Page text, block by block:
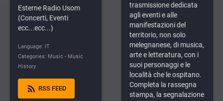
Esterne Radio Usom
(Concerti, Eventi
ecc...ecc...)
Language: IT
Categories: Music - Music
History
rss_feed RSS FEED
trasmissione dedicata
agli eventi e alle
manifestazioni del
territorio, non solo
melegnanese, di musica,
arte e letteratura, con i
suoi personaggi e le
località che le ospitano.
Completa la rassegna
stampa, la segnalazione